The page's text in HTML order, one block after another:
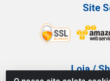
Site
Loja /